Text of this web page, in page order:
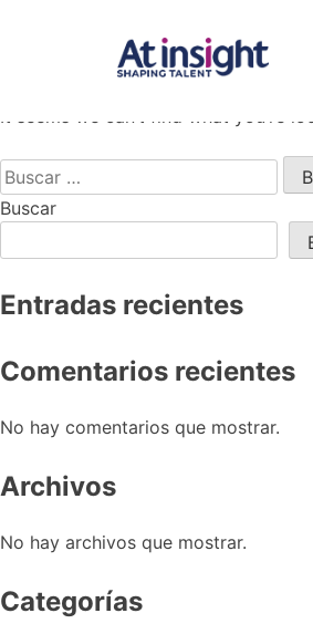
Nothing Found
It seems we can’t find what you’re
Buscar:
Buscar
Entradas recientes
Comentarios recientes
No hay comentarios que mostrar.
Archivos
No hay archivos que mostrar.
Categorías